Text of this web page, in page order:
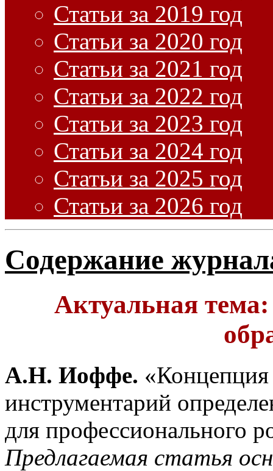
Статьи за 2019 год
Статьи за 2020 год
Статьи за 2021 год
Статьи за 2022 год
Статьи за 2023 год
Статьи за 2024 год
Статьи за 2025 год
Статьи за 2026 год
Содержание
Актуальная
А.Н. Иоффе.
инструментарий
для профессионального
Предлагаемая статья